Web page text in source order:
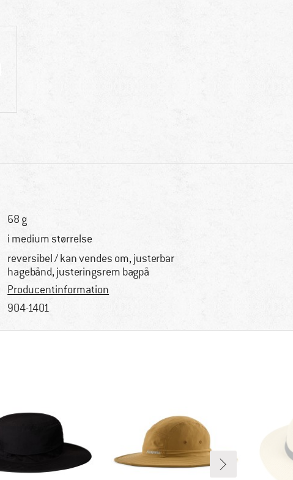
68 g
i medium størrelse
reversibel / kan vendes om, justerbar
hagebånd, justeringsrem bagpå
Producentinformation
904-1401